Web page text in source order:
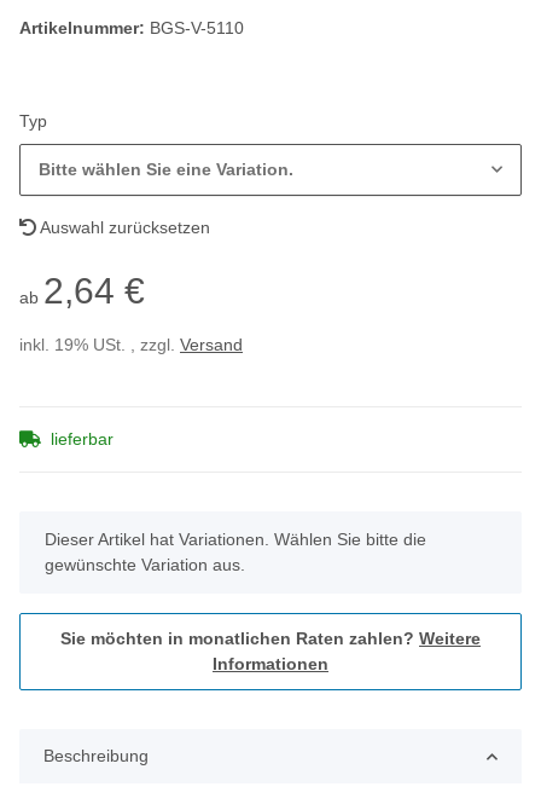
Artikelnummer: BGS-V-5110
Typ
Bitte wählen Sie eine Variation.
Auswahl zurücksetzen
ab 2,64 €
inkl. 19% USt. , zzgl. Versand
lieferbar
x
Dieser Artikel hat Variationen. Wählen Sie bitte die
gewünschte Variation aus.
Sie möchten in monatlichen Raten zahlen? Weitere
Informationen
Beschreibung